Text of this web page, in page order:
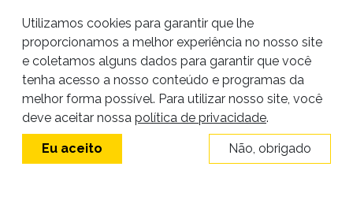
Site desenvolvido por
Utilizamos cookies para garantir que lhe
proporcionamos a melhor experiência no nosso site
e coletamos alguns dados para garantir que você
tenha acesso a nosso conteúdo e programas da
melhor forma possível. Para utilizar nosso site, você
deve aceitar nossa política de privacidade.
Eu aceito Não, obrigado